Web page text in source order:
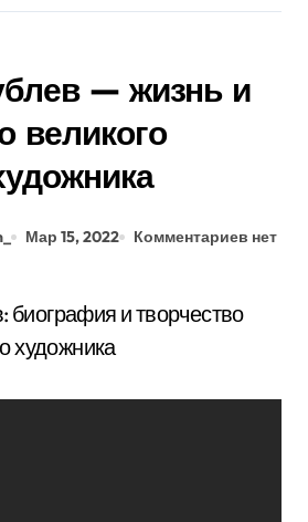
— жизнь и
великого
Мар 15, 2022 Комментариев нет